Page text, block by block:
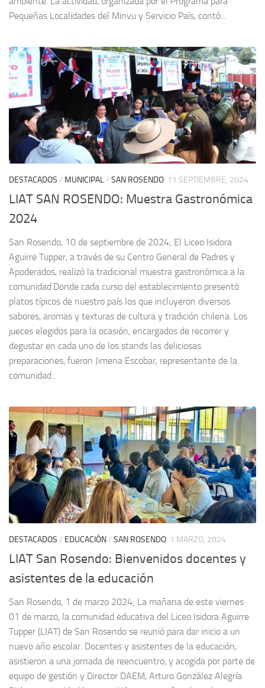
Pequeñas Localidades del Minvu y Servicio País, contó...
DESTACADOS / MUNICIPAL/ SAN ROSENDO 11 SEPTIEMBRE, 2024
LIAT SAN ROSENDO: Muestra Gastronómica
2024
San Rosendo, 10 de septiembre de 2024; El Liceo Isidora
Aguirre Tupper, a través de su Centro General de Padres y
Apoderados, realizó la tradicional muestra gastronómica a la
comunidad.Donde cada curso del establecimiento presentó
platos típicos de nuestro país los que incluyeron diversos
sabores, aromas y texturas de cultura y tradición chilena. Los
jueces elegidos para la ocasión, encargados de recorrer y
degustar en cada uno de los stands las deliciosas
preparaciones, fueron Jimena Escobar, representante de la
comunidad...
DESTACADOS / EDUCACIÓN/ SAN ROSENDO 1 MARZO, 2024
LIAT San Rosendo: Bienvenidos docentes y
asistentes de la educación
San Rosendo, 1 de marzo 2024; La mañana de este viernes
01 de marzo, la comunidad educativa del Liceo Isidora Aguirre
Tupper (LIAT) de San Rosendo se reunió para dar inicio a un
nuevo año escolar. Docentes y asistentes de la educación,
asistieron a una jornada de reencuentro, y acogida por parte de
equipo de gestión y Director DAEM, Arturo González Alegría.